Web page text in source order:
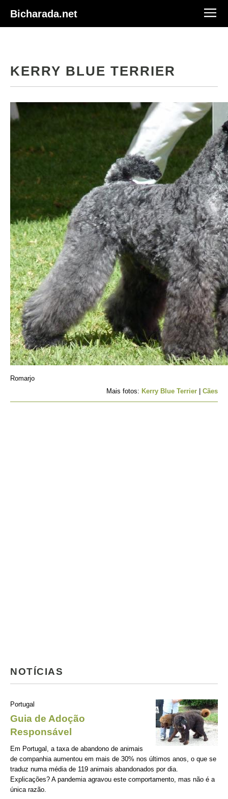
Bicharada.net
KERRY BLUE TERRIER
Romarjo
Mais fotos: Kerry Blue Terrier Cães
NOTÍCIAS
Portugal
Guia de Adoção
Responsável
Em Portugal, a taxa de abandono de animais
de companhia aumentou em mais de 30% nos últimos anos, o que se
traduz numa média de 119 animais abandonados por dia.
Explicações? A pandemia agravou este comportamento, mas não é a
única razão.